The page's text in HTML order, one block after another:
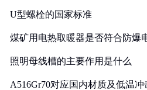
U型螺栓的国家标准
煤矿用电热取暖器是否符合防爆
照明母线槽的主要作用是什么
A516Gr70对应国内材质及低温